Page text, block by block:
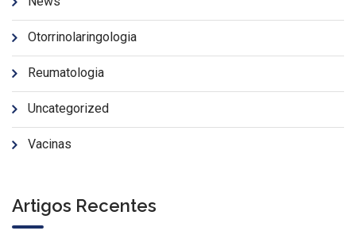
Otorrinolaringologia
Reumatologia
Uncategorized
Vacinas
Artigos Recentes